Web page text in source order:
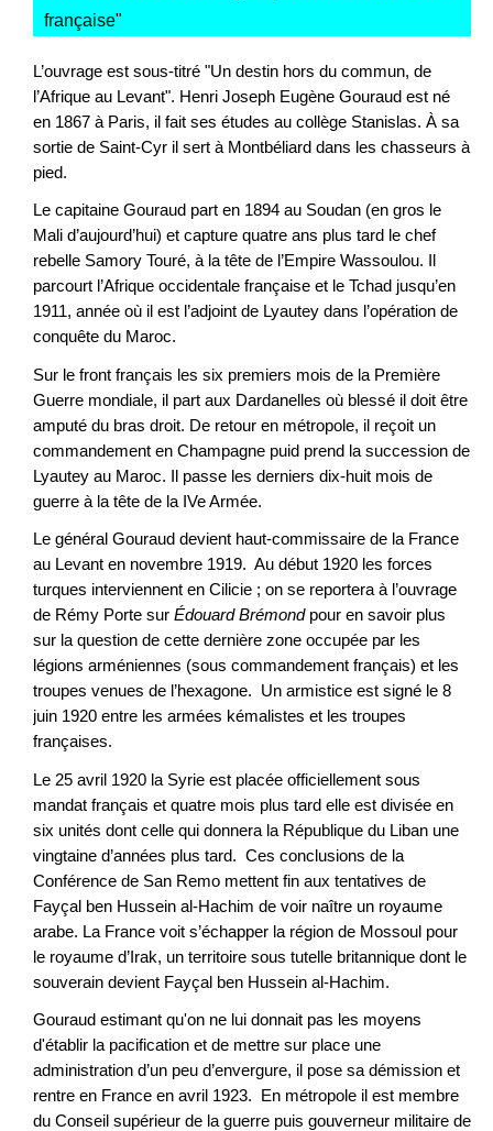
française"
L’ouvrage est sous-titré "Un destin hors du commun, de
l’Afrique au Levant". Henri Joseph Eugène Gouraud est né
en 1867 à Paris, il fait ses études au collège Stanislas. À sa
sortie de Saint-Cyr il sert à Montbéliard dans les chasseurs à
pied.
Le capitaine Gouraud part en 1894 au Soudan (en gros le
Mali d’aujourd’hui) et capture quatre ans plus tard le chef
rebelle Samory Touré, à la tête de l’Empire Wassoulou. Il
parcourt l’Afrique occidentale française et le Tchad jusqu’en
1911, année où il est l’adjoint de Lyautey dans l’opération de
conquête du Maroc.
Sur le front français les six premiers mois de la Première
Guerre mondiale, il part aux Dardanelles où blessé il doit être
amputé du bras droit. De retour en métropole, il reçoit un
commandement en Champagne puid prend la succession de
Lyautey au Maroc. Il passe les derniers dix-huit mois de
guerre à la tête de la IVe Armée.
Le général Gouraud devient haut-commissaire de la France
au Levant en novembre 1919. Au début 1920 les forces
turques interviennent en Cilicie ; on se reportera à l’ouvrage
de Rémy Porte sur Édouard Brémondpour en savoir plus
sur la question de cette dernière zone occupée par les
légions arméniennes (sous commandement français) et les
troupes venues de l’hexagone. Un armistice est signé le 8
juin 1920 entre les armées kémalistes et les troupes
françaises.
Le 25 avril 1920 la Syrie est placée officiellement sous
mandat français et quatre mois plus tard elle est divisée en
six unités dont celle qui donnera la République du Liban une
vingtaine d’années plus tard. Ces conclusions de la
Conférence de San Remo mettent fin aux tentatives de
Fayçal ben Hussein al-Hachim de voir naître un royaume
arabe. La France voit s’échapper la région de Mossoul pour
le royaume d’Irak, un territoire sous tutelle britannique dont le
souverain devient Fayçal ben Hussein al-Hachim.
Gouraud estimant qu'on ne lui donnait pas les moyens
d'établir la pacification et de mettre sur place une
administration d’un peu d’envergure, il pose sa démission et
rentre en France en avril 1923. En métropole il est membre
du Conseil supérieur de la guerre puis gouverneur militaire de